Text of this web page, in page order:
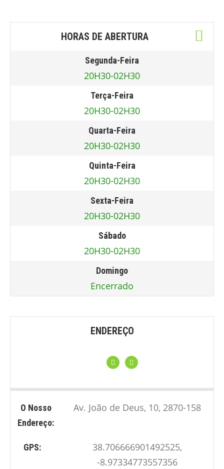
HORAS DE ABERTURA
Segunda-Feira
20H30-02H30
Terça-Feira
20H30-02H30
Quarta-Feira
20H30-02H30
Quinta-Feira
20H30-02H30
Sexta-Feira
20H30-02H30
Sábado
20H30-02H30
Domingo
Encerrado
ENDEREÇO
O Nosso
Endereço:
Av. João de Deus, 10, 2870-158
GPS:
38.706666901492525,
-8.97334773557356